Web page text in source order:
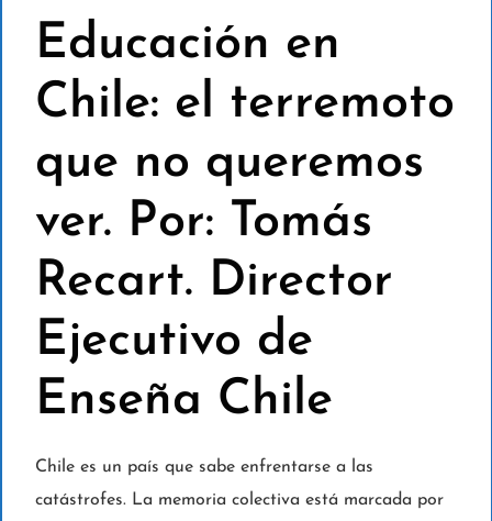
Educación en
Chile: el terremoto
que no queremos
ver. Por: Tomás
Recart. Director
Ejecutivo de
Enseña Chile
Chile es un país que sabe enfrentarse a las
catástrofes. La memoria colectiva está marcada por